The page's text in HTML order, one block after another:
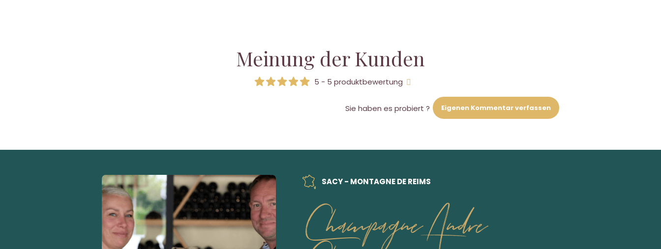
Meinung der Kunden
5 - 5 produktbewertung
Sie haben es probiert ? Eigenen Kommentar verfassen
SACY - MONTAGNE DE REIMS
Champagne Andre